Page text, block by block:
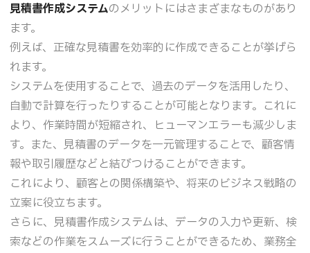
見積書作成システムのメリットにはさまざまなものがあり
ます。
例えば、正確な見積書を効率的に作成できることが挙げら
れます。
システムを使用することで、過去のデータを活用したり、
自動で計算を行ったりすることが可能となります。これに
より、作業時間が短縮され、ヒューマンエラーも減少しま
す。また、見積書のデータを一元管理することで、顧客情
報や取引履歴などと結びつけることができます。
これにより、顧客との関係構築や、将来のビジネス戦略の
立案に役立ちます。
さらに、見積書作成システムは、データの入力や更新、検
索などの作業をスムーズに行うことができるため、業務全